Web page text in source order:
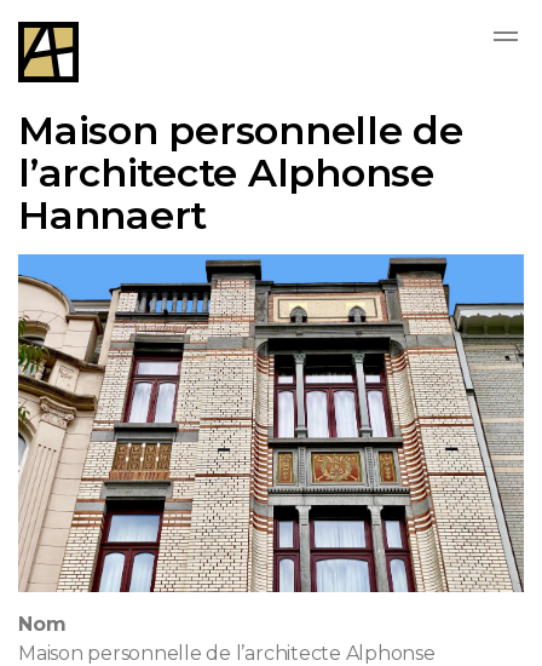
Maison personnelle de
l’architecte Alphonse
Hannaert
Nom
Maison personnelle de l’architecte Alphonse